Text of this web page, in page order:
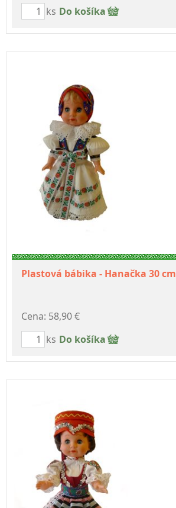
ks Do košíka
Plastová bábika - Hanačka 30 cm
Cena: 58,90 €
ks Do košíka